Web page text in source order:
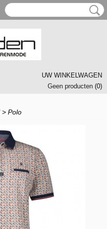
UW WINKELWAGEN
Geen producten (0)
> Polo